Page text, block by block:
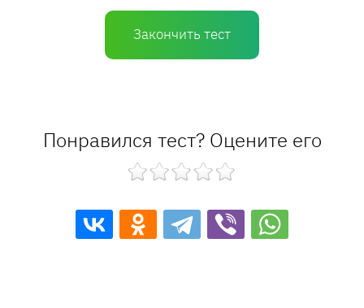
Закончить тест
Понравился тест? Оцените его